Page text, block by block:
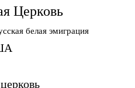
Церковь
белая эмиграция